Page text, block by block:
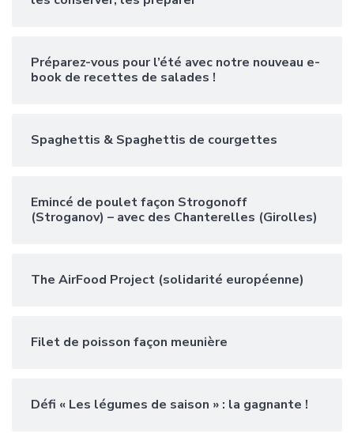
Préparez-vous pour l’été avec notre nouveau e-
book de recettes de salades !
Spaghettis & Spaghettis de courgettes
Emincé de poulet façon Strogonoff
(Stroganov) – avec des Chanterelles (Girolles)
The AirFood Project (solidarité européenne)
Filet de poisson façon meunière
Défi « Les légumes de saison » : la gagnante !